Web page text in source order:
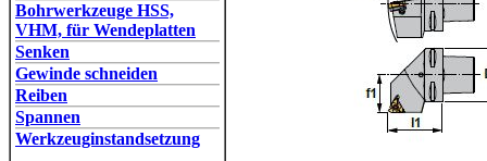
Bohrwerkzeuge HSS,
VHM, für Wendeplatten
Senken
Gewinde schneiden
Reiben
Spannen
Werkzeuginstandsetzung